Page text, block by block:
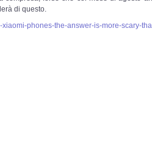
di questo.
phones-the-answer-is-more-scary-